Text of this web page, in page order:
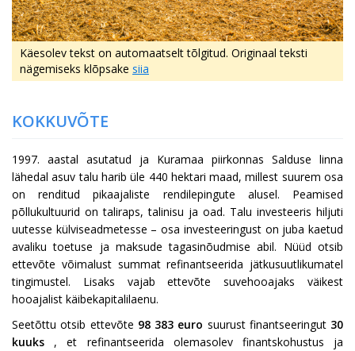
Käesolev tekst on automaatselt tõlgitud. Originaal teksti
nägemiseks klõpsake siia
KOKKUVÕTE
1997. aastal asutatud ja Kuramaa piirkonnas Salduse linna
lähedal asuv talu harib üle 440 hektari maad, millest suurem osa
on renditud pikaajaliste rendilepingute alusel. Peamised
põllukultuurid on taliraps, talinisu ja oad. Talu investeeris hiljuti
uutesse külviseadmetesse – osa investeeringust on juba kaetud
avaliku toetuse ja maksude tagasinõudmise abil. Nüüd otsib
ettevõte võimalust summat refinantseerida jätkusuutlikumatel
tingimustel. Lisaks vajab ettevõte suvehooajaks väikest
hooajalist käibekapitalilaenu.
Seetõttu otsib ettevõte 98 383 euro suurust finantseeringut 30
kuuks
, et refinantseerida olemasolev finantskohustus ja